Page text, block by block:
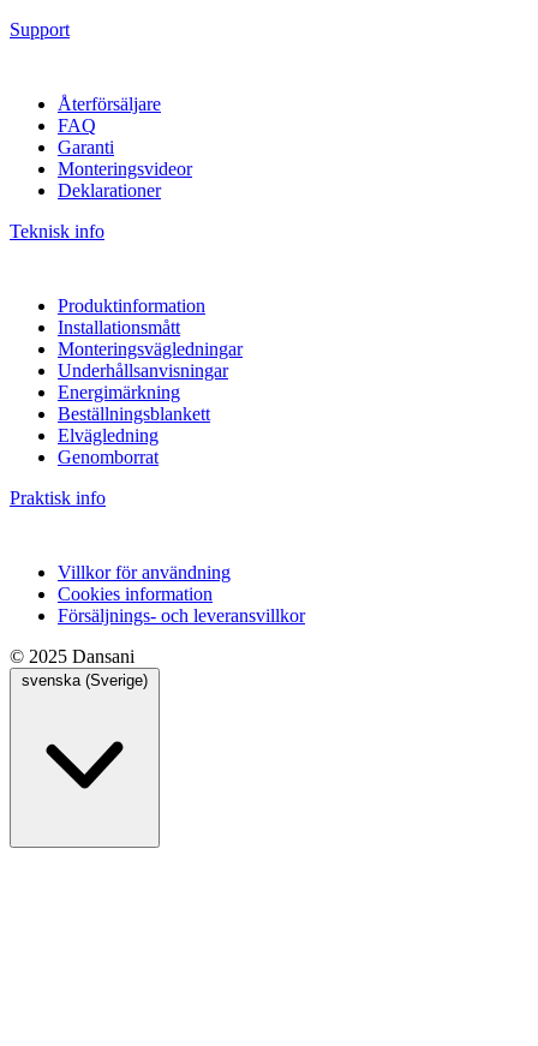
Support
Återförsäljare
FAQ
Garanti
Monteringsvideor
Deklarationer
Teknisk info
Produktinformation
Installationsmått
Monteringsvägledningar
Underhållsanvisningar
Energimärkning
Beställningsblankett
Elvägledning
Genomborrat
Praktisk info
Villkor för användning
Cookies information
Försäljnings- och leveransvillkor
© 2025 Dansani
svenska (Sverige)